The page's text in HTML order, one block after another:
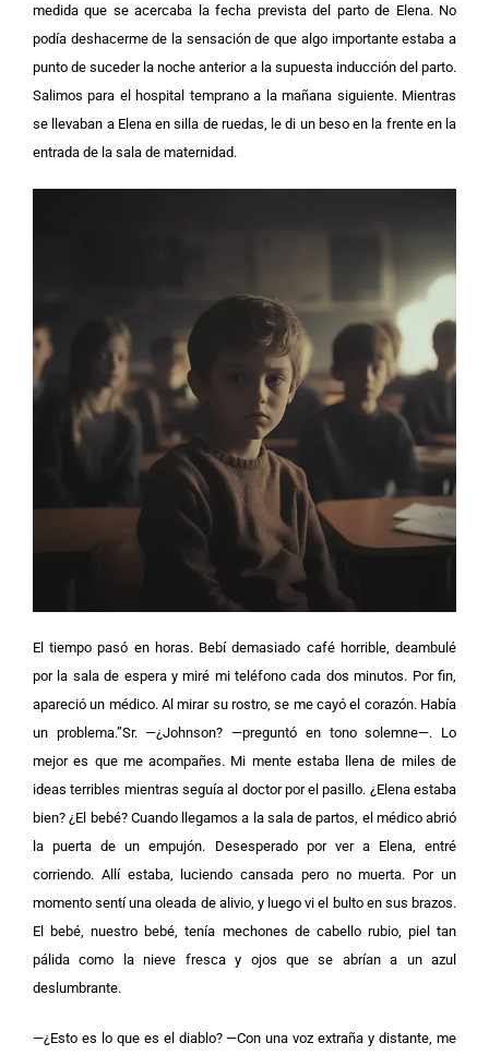
medida que se acercaba la fecha prevista del parto de Elena. No
podía deshacerme de la sensación de que algo importante estaba a
punto de suceder la noche anterior a la supuesta inducción del parto.
Salimos para el hospital temprano a la mañana siguiente. Mientras
se llevaban a Elena en silla de ruedas, le di un beso en la frente en la
entrada de la sala de maternidad.
El tiempo pasó en horas. Bebí demasiado café horrible, deambulé
por la sala de espera y miré mi teléfono cada dos minutos. Por fin,
apareció un médico. Al mirar su rostro, se me cayó el corazón. Había
un problema.”Sr. —¿Johnson? —preguntó en tono solemne—. Lo
mejor es que me acompañes. Mi mente estaba llena de miles de
ideas terribles mientras seguía al doctor por el pasillo. ¿Elena estaba
bien? ¿El bebé? Cuando llegamos a la sala de partos, el médico abrió
la puerta de un empujón. Desesperado por ver a Elena, entré
corriendo. Allí estaba, luciendo cansada pero no muerta. Por un
momento sentí una oleada de alivio, y luego vi el bulto en sus brazos.
El bebé, nuestro bebé, tenía mechones de cabello rubio, piel tan
pálida como la nieve fresca y ojos que se abrían a un azul
deslumbrante.
—¿Esto es lo que es el diablo? —Con una voz extraña y distante, me